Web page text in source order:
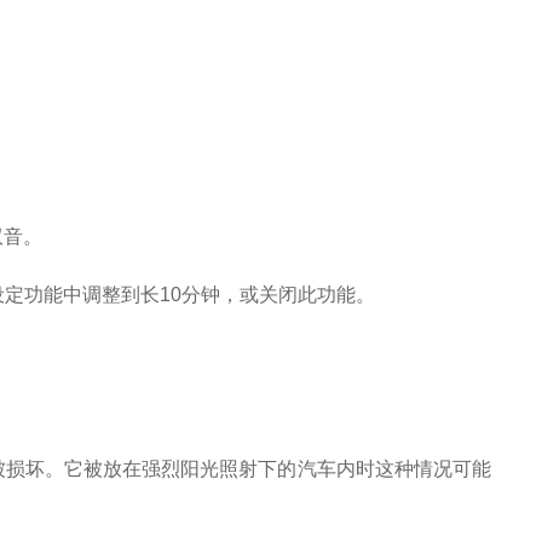
。
功能中调整到长10分钟，或关闭此功能。
坏。它被放在强烈阳光照射下的汽车内时这种情况可能